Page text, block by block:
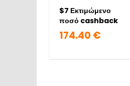
$7 Εκτιμώμενο
ποσό cashback
174.40 €